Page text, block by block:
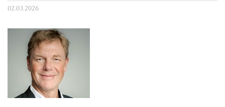
02.03.2026